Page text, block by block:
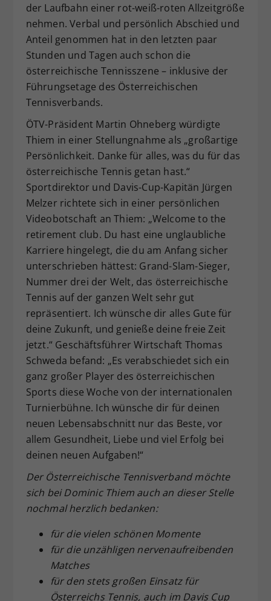
der Laufbahn einer rot-weiß-roten Allzeitgröße
nehmen. Verbal und persönlich Abschied und
Anteil genommen hat in den letzten paar
Stunden und Tagen auch schon die
österreichische Tennisszene – inklusive der
Führungsetage des Österreichischen
Tennisverbands.
ÖTV-Präsident Martin Ohneberg würdigte
Thiem in einer Stellungnahme als „großartige
Persönlichkeit. Danke für alles, was du für das
österreichische Tennis getan hast.“
Sportdirektor und Davis-Cup-Kapitän Jürgen
Melzer richtete sich in einer persönlichen
Videobotschaft an Thiem: „Welcome to the
retirement club. Du hast eine unglaubliche
Karriere hingelegt, die du am Anfang sicher
unterschrieben hättest: Grand-Slam-Sieger,
Nummer drei der Welt, das österreichische
Tennis auf der ganzen Welt sehr gut
repräsentiert. Ich wünsche dir alles Gute für
deine Zukunft, und genieße deine freie Zeit
jetzt.“ Geschäftsführer Wirtschaft Thomas
Schweda befand: „Es verabschiedet sich ein
ganz großer Player des österreichischen
Sports diese Woche von der internationalen
Turnierbühne. Ich wünsche dir für deinen
neuen Lebensabschnitt nur das Beste, vor
allem Gesundheit, Liebe und viel Erfolg bei
deinen neuen Aufgaben!“
Der Österreichische Tennisverband möchte
sich bei Dominic Thiem auch an dieser Stelle
nochmal herzlich bedanken:
für die vielen schönen Momente
für die unzähligen nervenaufreibenden
Matches
für den stets großen Einsatz für
Österreichs Tennis, auch im Davis Cup